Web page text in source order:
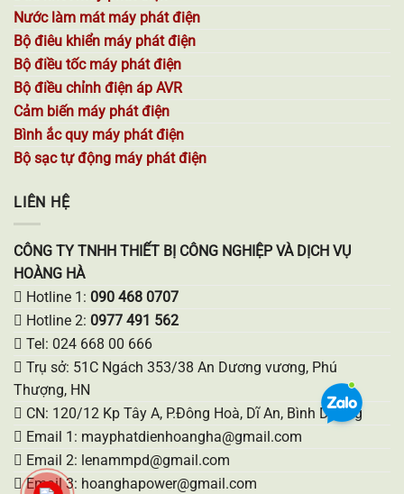
Nước làm mát máy phát điện
Bộ điêu khiển máy phát điện
Bộ điều tốc máy phát điện
Bộ điều chỉnh điện áp AVR
Cảm biến máy phát điện
Bình ắc quy máy phát điện
Bộ sạc tự động máy phát điện
LIÊN HỆ
CÔNG TY TNHH THIẾT BỊ CÔNG NGHIỆP VÀ DỊCH VỤ
HOÀNG HÀ
Hotline 1: 090 468 0707
Hotline 2: 0977 491 562
Tel: 024 668 00 666
Trụ sở: 51C Ngách 353/38 An Dương vương, Phú
Thượng, HN
CN: 120/12 Kp Tây A, P.Đông Hoà, Dĩ An, Bình Dương
Email 1: mayphatdienhoangha@gmail.com
Email 2: lenammpd@gmail.com
Email 3: hoanghapower@gmail.com